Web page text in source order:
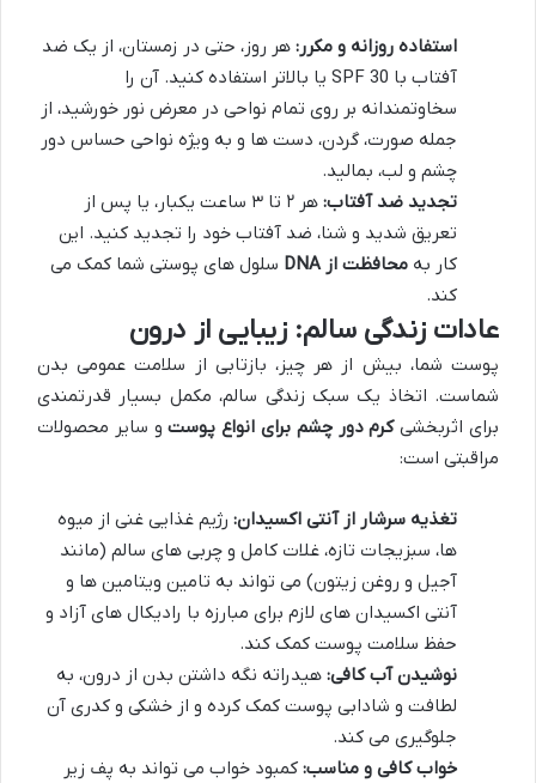
استفاده روزانه و مکرر: هر روز، حتی در زمستان، از یک ضد
آفتاب با SPF 30 یا بالاتر استفاده کنید. آن را
سخاوتمندانه بر روی تمام نواحی در معرض نور خورشید، از
جمله صورت، گردن، دست ها و به ویژه نواحی حساس دور
چشم و لب، بمالید.
تجدید ضد آفتاب:
هر ۲ تا ۳ ساعت یکبار، یا پس از
تعریق شدید و شنا، ضد آفتاب خود را تجدید کنید. این
کار به محافظت از DNA
سلول های پوستی شما کمک می
کند.
عادات زندگی سالم: زیبایی از درون
پوست شما، بیش از هر چیز، بازتابی از سلامت عمومی بدن
شماست. اتخاذ یک سبک زندگی سالم، مکمل بسیار قدرتمندی
برای اثربخشیکرم دور چشم برای انواع پوستو سایر محصولات
مراقبتی است:
تغذیه سرشار از آنتی اکسیدان: رژیم غذایی غنی از میوه
ها، سبزیجات تازه، غلات کامل و چربی های سالم (مانند
آجیل و روغن زیتون) می تواند به تامین ویتامین ها و
آنتی اکسیدان های لازم برای مبارزه با رادیکال های آزاد و
حفظ سلامت پوست کمک کند.
نوشیدن آب کافی: هیدراته نگه داشتن بدن از درون، به
لطافت و شادابی پوست کمک کرده و از خشکی و کدری آن
جلوگیری می کند.
خواب کافی و مناسب: کمبود خواب می تواند به پف زیر